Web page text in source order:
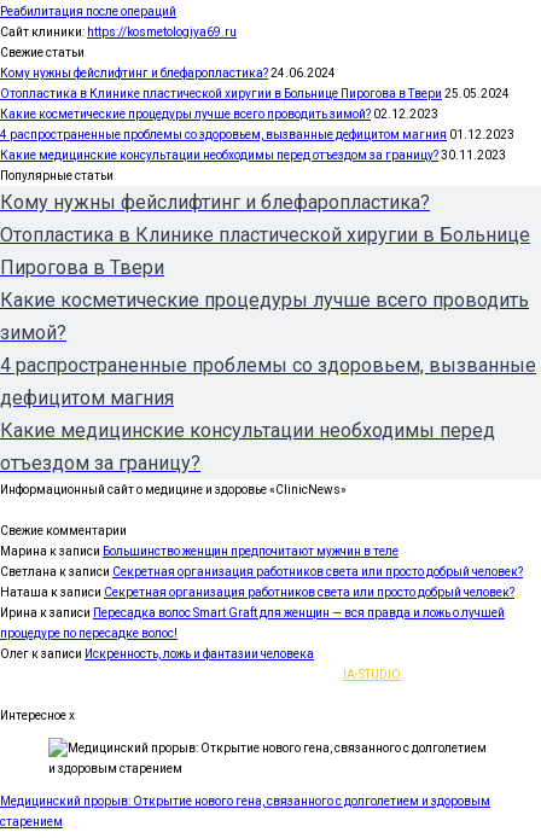
Реабилитация после операций
Сайт клиники: https://kosmetologiya69.ru
Свежие статьи
Кому нужны фейслифтинг и блефаропластика?24.06.2024
Отопластика в Клинике пластической хиругии в Больнице Пирогова в Твери 25.05.2024
Какие косметические процедуры лучше всего проводить зимой? 02.12.2023
4 распространенные проблемы со здоровьем, вызванные дефицитом магния 01.12.2023
Какие медицинские консультации необходимы перед отъездом за границу?30.11.2023
Популярные статьи
Кому нужны фейслифтинг и блефаропластика?
Отопластика в Клинике пластической хиругии в Больнице
Пирогова в Твери
Какие косметические процедуры лучше всего проводить
зимой?
4 распространенные проблемы со здоровьем, вызванные
дефицитом магния
Какие медицинские консультации необходимы перед
отъездом за границу?
Информационный сайт о медицине и здоровье «ClinicNews»
Свежие комментарии
Марина к записи Большинство женщин предпочитают мужчин в теле
Светлана к записи Секретная организация работников света или просто добрый человек?
Наташа к записи Секретная организация работников света или просто добрый человек?
Ирина к записи Пересадка волос Smart Graft для женщин — вся правда и ложь о лучшей
процедуре по пересадке волос!
Олег к записи Искренность, ложь и фантазии человека
IA-STUDIO
Интересноеx
Медицинский прорыв: Открытие нового гена, связанного с долголетием и здоровым
старением